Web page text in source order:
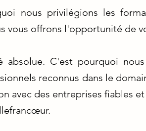
nous privilégions les
vous offrons l'opportunité de
C'est pourquoi
reconnus dans le
avec des entreprises fiables